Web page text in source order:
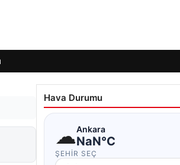
Hava Durumu
☁Ankara
NaN°C
ŞEHIR SEÇ